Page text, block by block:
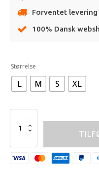
Forventet
100% Dansk
Størrelse
L M S XL
AIRMATIC
YOUTH
GLOVES
RED/BLACK